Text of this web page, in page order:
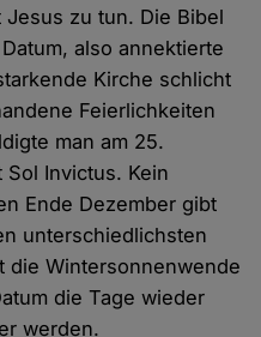
zu tun. Die Bibel
also annektierte
Kirche schlicht
Feierlichkeiten
man am 25.
Invictus. Kein
Ende Dezember gibt
unterschiedlichsten
die Wintersonnenwende
die Tage wieder
werden.